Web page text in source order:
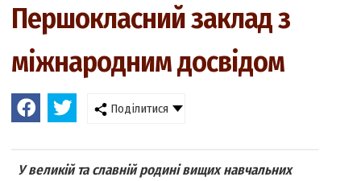
Першокласний заклад з
міжнародним досвідом
Поділитися
У великій та славній родині вищих навчальних